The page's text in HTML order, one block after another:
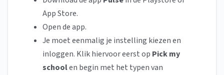
App Store.
Open de app.
Je moet eenmalig je instelling kiezen en
inloggen. Klik hiervoor eerst op Pick my
schoolen begin met het typen van